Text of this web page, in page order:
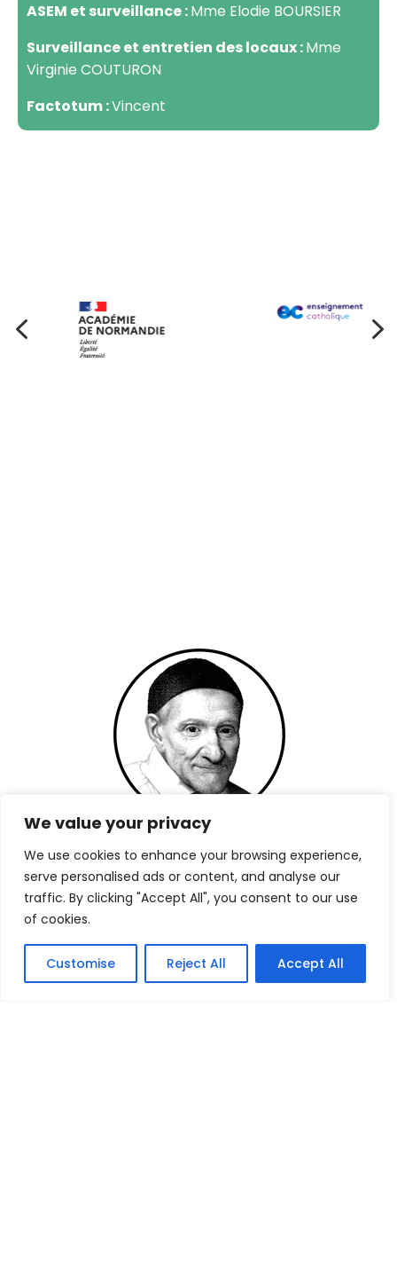
We value your privacy
We use cookies to enhance your browsing experience,
serve personalised ads or content, and analyse our
traffic. By clicking "Accept All", you consent to our use
of cookies.
Customise Reject All Accept All
ASEM et surveillance :Mme Elodie BOURSIER
Surveillance et entretien des locaux :Mme
Virginie COUTURON
Factotum :Vincent
4 5
Saint-Vincent de Paul
Tutelle des Filles de la Charité
Informations
Groupe Scolaire Saint-Vincent
25, rue Dumont D’Urville
76600 Le Havre
02 35 25 07 18